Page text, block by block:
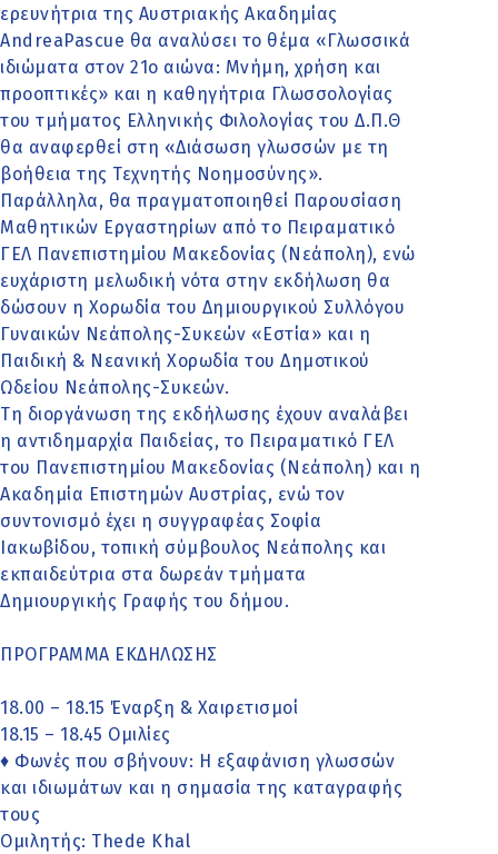
ερευνήτρια της Αυστριακής Ακαδημίας
AndreaPascue θα αναλύσει το θέμα «Γλωσσικά
ιδιώματα στον 21ο αιώνα: Μνήμη, χρήση και
προοπτικές» και η καθηγήτρια Γλωσσολογίας
του τμήματος Ελληνικής Φιλολογίας του Δ.Π.Θ
θα αναφερθεί στη «Διάσωση γλωσσών με τη
βοήθεια της Τεχνητής Νοημοσύνης».
Παράλληλα, θα πραγματοποιηθεί Παρουσίαση
Μαθητικών Εργαστηρίων από το Πειραματικό
ΓΕΛ Πανεπιστημίου Μακεδονίας (Νεάπολη), ενώ
ευχάριστη μελωδική νότα στην εκδήλωση θα
δώσουν η Χορωδία του Δημιουργικού Συλλόγου
Γυναικών Νεάπολης-Συκεών «Εστία» και η
Παιδική & Νεανική Χορωδία του Δημοτικού
Ωδείου Νεάπολης-Συκεών.
Τη διοργάνωση της εκδήλωσης έχουν αναλάβει
η αντιδημαρχία Παιδείας, το Πειραματικό ΓΕΛ
του Πανεπιστημίου Μακεδονίας (Νεάπολη) και η
Ακαδημία Επιστημών Αυστρίας, ενώ τον
συντονισμό έχει η συγγραφέας Σοφία
Ιακωβίδου, τοπική σύμβουλος Νεάπολης και
εκπαιδεύτρια στα δωρεάν τμήματα
Δημιουργικής Γραφής του δήμου.
ΠΡΟΓΡΑΜΜΑ ΕΚΔΗΛΩΣΗΣ
18.00 – 18.15 Έναρξη & Χαιρετισμοί
18.15 – 18.45 Ομιλίες
♦ Φωνές που σβήνουν: Η εξαφάνιση γλωσσών
και ιδιωμάτων και η σημασία της καταγραφής
τους
Ομιλητής: Thede Khal